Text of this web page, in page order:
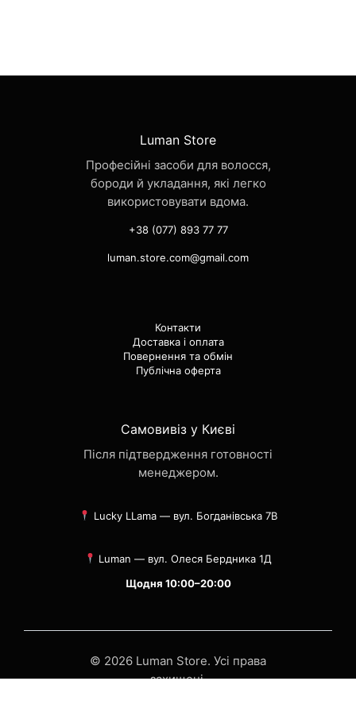
Luman Store
Професійні засоби для волосся,
бороди й укладання, які легко
використовувати вдома.
+38 (077) 893 77 77
luman.store.com@gmail.com
Контакти
Доставка і оплата
Повернення та обмін
Публічна оферта
Самовивіз у Києві
Після підтвердження готовності
менеджером.
Lucky LLama — вул. Богданівська 7В
Luman — вул. Олеся Бердника 1Д
Щодня 10:00–20:00
© 2026 Luman Store. Усі права
захищені.